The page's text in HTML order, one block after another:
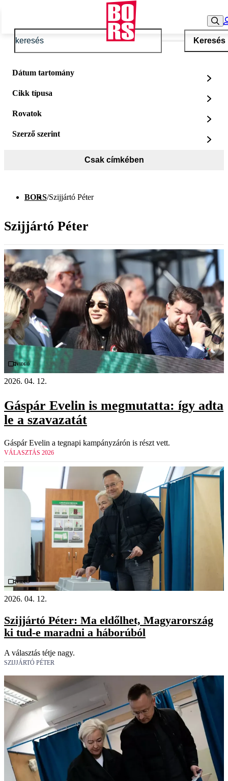
Keresés
Dátum tartomány
Cikk típusa
Rovatok
Szerző szerint
Csak címkében
BORS/Szijjártó Péter
Szijjártó Péter
Videó
2026. 04. 12.
Gáspár Evelin is megmutatta: így adta
le a szavazatát
Gáspár Evelin a tegnapi kampányzárón is részt vett.
VÁLASZTÁS 2026
Videó
2026. 04. 12.
Szijjártó Péter: Ma eldőlhet, Magyarország
ki tud-e maradni a háborúból
A választás tétje nagy.
SZIJJÁRTÓ PÉTER